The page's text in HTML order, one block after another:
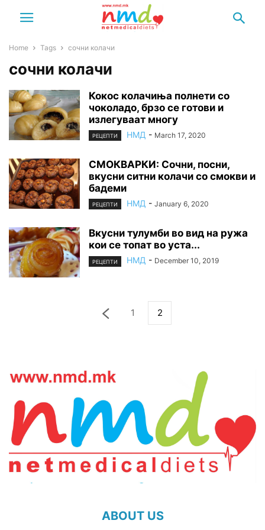
Home Tags сочни колачи
сочни колачи
Кокос колачиња полнети со
чоколадо, брзо се готови и
излегуваат многу
РЕЦЕПТИ НМД - March 17, 2020
СМОКВАРКИ: Сочни, посни,
вкусни ситни колачи со смокви и
бадеми
РЕЦЕПТИ НМД - January 6, 2020
Вкусни тулумби во вид на ружа
кои се топат во уста...
РЕЦЕПТИ НМД - December 10, 2019
1 2
ABOUT US